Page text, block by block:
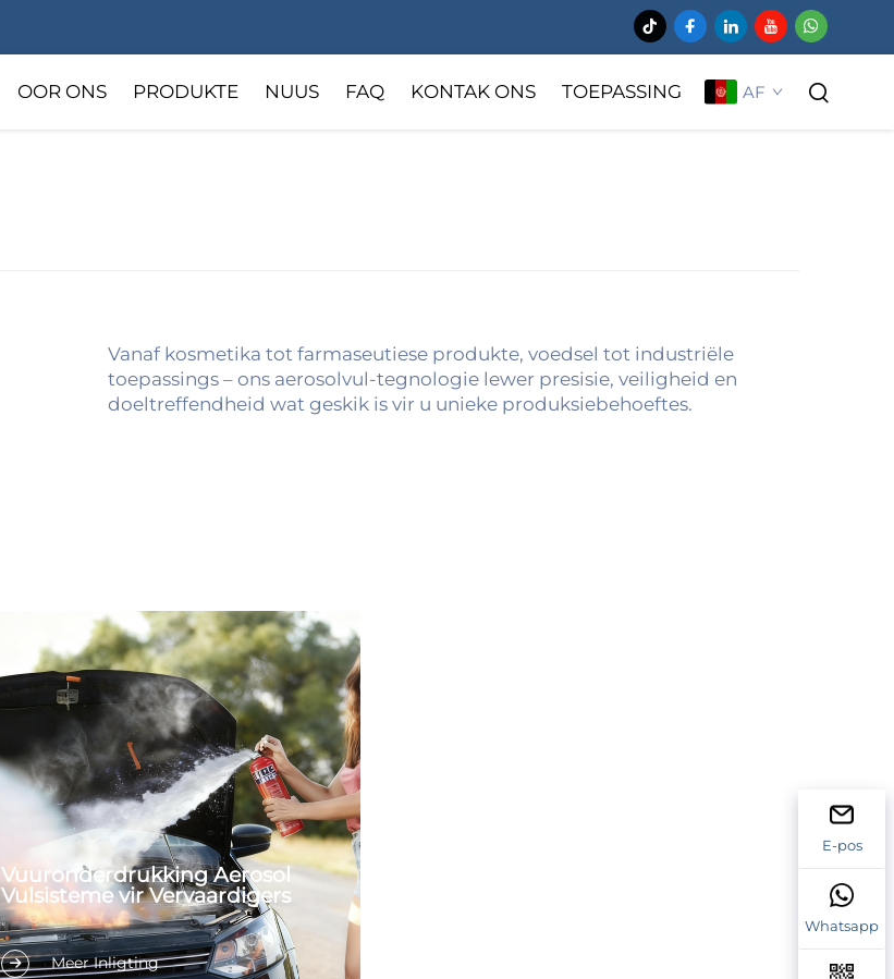
OOR ONS PRODUKTE NUUS FAQ KONTAK ONS TOEPASSING AF
Vanaf kosmetika tot farmaseutiese produkte, voedsel tot industriële
toepassings – ons aerosolvul-tegnologie lewer presisie, veiligheid en
doeltreffendheid wat geskik is vir u unieke produksiebehoeftes.
Vuuronderdrukking Aerosol
Vulsisteme vir Vervaardigers
Meer Inligting
E-pos
Whatsapp